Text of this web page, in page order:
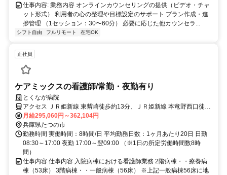
仕事内容: 業務内容 オンラインカウンセリングの提供（ビデオ・チャ
ット形式） 利用者の心の整理や目標設定のサポート プラン作成・進
捗管理 （1セッション：30〜60分） 必要に応じた他カウンセラ...
シフト自由 フルリモート 在宅OK
正社員
ケアミックスの看護師/常勤・夜勤有り
とくなが病院
アクセス ＪＲ姫新線 東觜崎徒歩約13分、ＪＲ姫新線 本竜野西口徒歩
約31分、ＪＲ姫新線 播磨新宮南口徒歩約57分
月給295,060円～362,104円
兵庫県たつの市
勤務時間 実働時間：8時間/日 平均勤務日数：1ヶ月あたり20日 日勤
08:30～17:00 夜勤 17:00～翌09:00 （※1日の所定労働時間数8時
間）
仕事内容 仕事内容 入院病棟における看護師業務 2階病棟・・療養病
棟（53床） 3階病棟・・一般病棟（56床） ※上記一般病棟56床に地